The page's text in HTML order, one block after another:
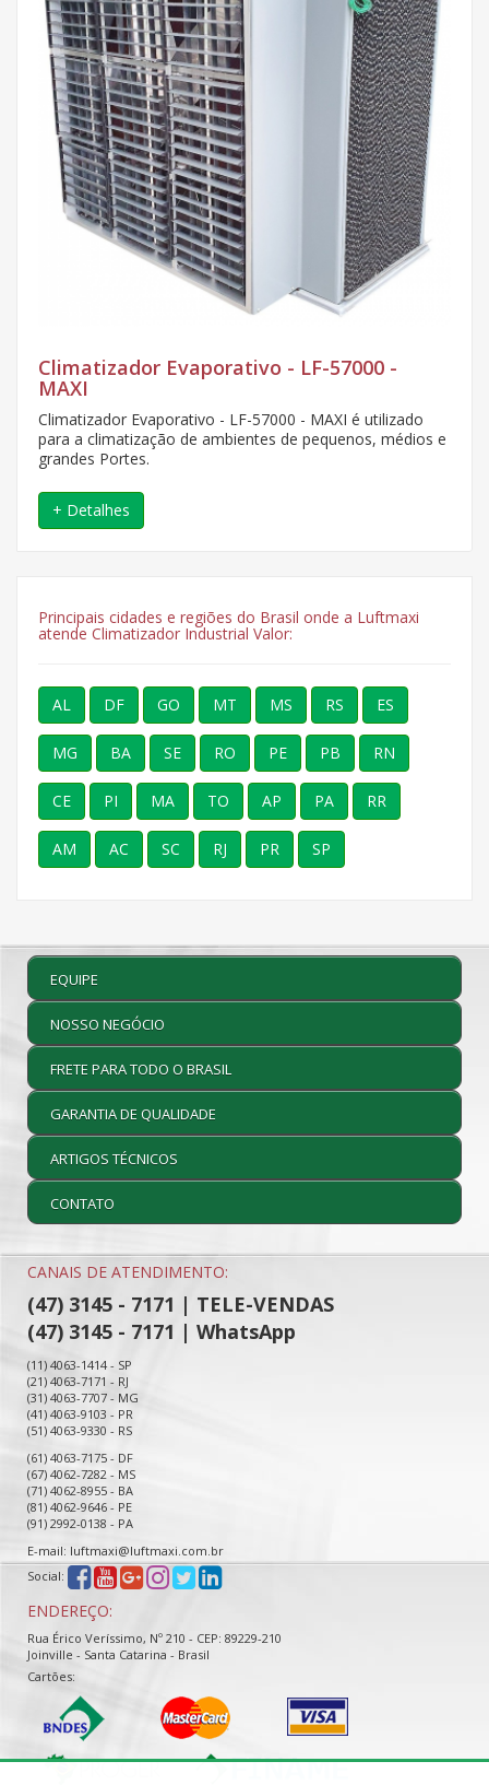
Climatizador Evaporativo - LF-57000 -
MAXI
Climatizador Evaporativo - LF-57000 - MAXI é utilizado
para a climatização de ambientes de pequenos, médios e
grandes Portes.
+ Detalhes
Principais cidades e regiões do Brasil onde a Luftmaxi
atende Climatizador Industrial Valor:
AL DF GO MT MS RS ES
MG BA SE RO PE PB RN
CE PI MA TO AP PA RR
AM AC SC RJ PR SP
EQUIPE
NOSSO NEGÓCIO
FRETE PARA TODO O BRASIL
GARANTIA DE QUALIDADE
ARTIGOS TÉCNICOS
CONTATO
CANAIS DE ATENDIMENTO:
(47) 3145 - 7171 | TELE-VENDAS
(47) 3145 - 7171 | WhatsApp
(11) 4063-1414 - SP
(21) 4063-7171 - RJ
(31) 4063-7707 - MG
(41) 4063-9103 - PR
(51) 4063-9330 - RS
(61) 4063-7175 - DF
(67) 4062-7282 - MS
(71) 4062-8955 - BA
(81) 4062-9646 - PE
(91) 2992-0138 - PA
E-mail: luftmaxi@luftmaxi.com.br
Social:
ENDEREÇO:
Rua Érico Veríssimo, Nº 210 - CEP: 89229-210
Joinville - Santa Catarina - Brasil
Cartões: